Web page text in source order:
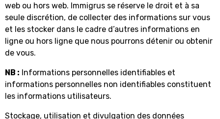
web ou hors web. Immigrus se réserve le droit et à sa
seule discrétion, de collecter des informations sur vous
et les stocker dans le cadre d’autres informations en
ligne ou hors ligne que nous pourrons détenir ou obtenir
de vous.
NB : Informations personnelles identifiables et
informations personnelles non identifiables constituent
les informations utilisateurs.
Stockage, utilisation et divulgation des données